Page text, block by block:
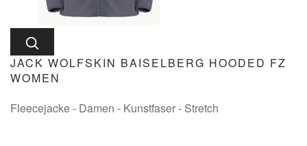
JACK WOLFSKIN BAISELBERG HOODED FZ
WOMEN
Fleecejacke - Damen - Kunstfaser - Stretch